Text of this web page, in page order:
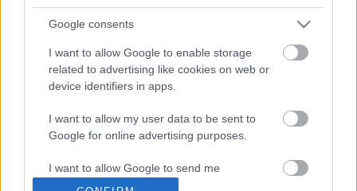
Google consents
I want to allow Google to enable storage
related to advertising like cookies on web or
device identifiers in apps.
I want to allow my user data to be sent to
Google for online advertising purposes.
I want to allow Google to send me
personalized advertising.
A hatodik koporsó
Gaiaman •2009. június 16.
„A hatodik koporsóban nem csupán egy legyilkolt
fiatal, hanem a mi elkövetkező húsz vagy ki tudja,
hány évünk is ott fekszik.” – mondta Orbán Viktor
1989. június 16-án.És milyen igaza volt.De hogyan
kellene elhangzania e beszédnek 2009. június 16-
án? Valahogy…